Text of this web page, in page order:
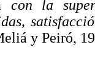
con la
y Peiró,